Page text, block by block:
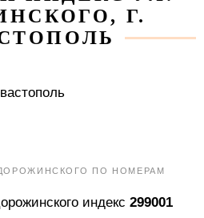
Г.
ПО НОМЕРАМ
индекс 299001